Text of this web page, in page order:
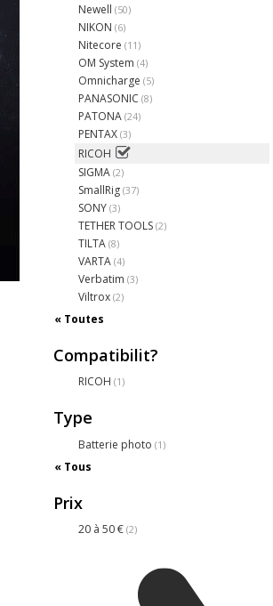
Newell (50)
NIKON (6)
Nitecore (11)
OM System (4)
Omnicharge (5)
PANASONIC (8)
PATONA (24)
PENTAX (3)
RICOH
SIGMA (2)
SmallRig (37)
SONY (3)
TETHER TOOLS (2)
TILTA (8)
VARTA (4)
Verbatim (3)
Viltrox (2)
« Toutes
Compatibilit?
RICOH (1)
Type
Batterie photo (1)
« Tous
Prix
20 à 50 € (2)